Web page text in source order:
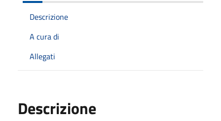
Descrizione
A cura di
Allegati
Descrizione